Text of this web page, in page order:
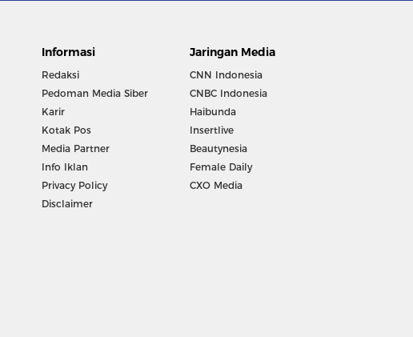
Informasi
Redaksi
Pedoman Media Siber
Karir
Kotak Pos
Media Partner
Info Iklan
Privacy Policy
Disclaimer
Jaringan Media
CNN Indonesia
CNBC Indonesia
Haibunda
Insertlive
Beautynesia
Female Daily
CXO Media